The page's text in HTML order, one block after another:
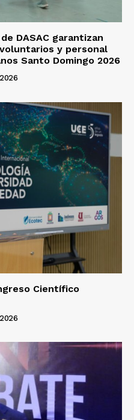
DASAC garantizan
y personal
Santo Domingo 2026
Científico